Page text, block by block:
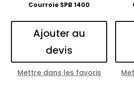
Courroie SPB 1400
Ajouter au
devis
Mettre dans les favoris